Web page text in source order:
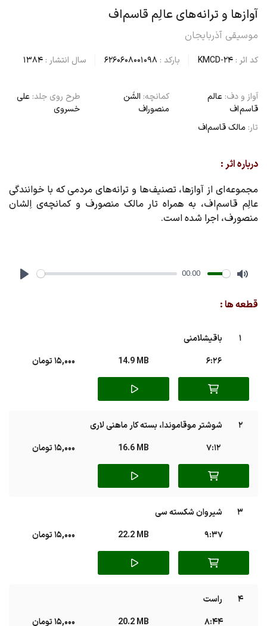
آوازها و ترانه های عالِم قاسم اف
موسیقی آذربایجان
کد اثر : KMCD-24 بارکد : 6260608001098 سال انتشار : 1384
آواز و دف: عالم
قاسم اف
تار: مالک قاسم‌اف
کمانچه: الشَن
منصوراف
طرح روی جلد: علی
خسروی
درباره اثر :
مجموعه ای از آوازها، تصنیف ها و ترانه های مردمی که با خوانندگی
عالِم قاسم اف، به همراه تار مالک منصورف و کمانچه‌ی اِلشان
منصورف، اجرا شده است.
00:00
قطعه ها :
1
باقیشلامنی
6:26
14.9 MB 15,000 تومان
2
شوشتر موقاموندا، بسته کار ماهنی لاری
7:12
16.6 MB 15,000 تومان
3
شیروان شکسته سی
9:37
22.2 MB 15,000 تومان
4
راست
8:44
20.2 MB 15,000 تومان